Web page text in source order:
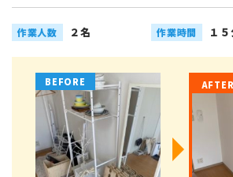
作業人数 ２名 作業時間 １